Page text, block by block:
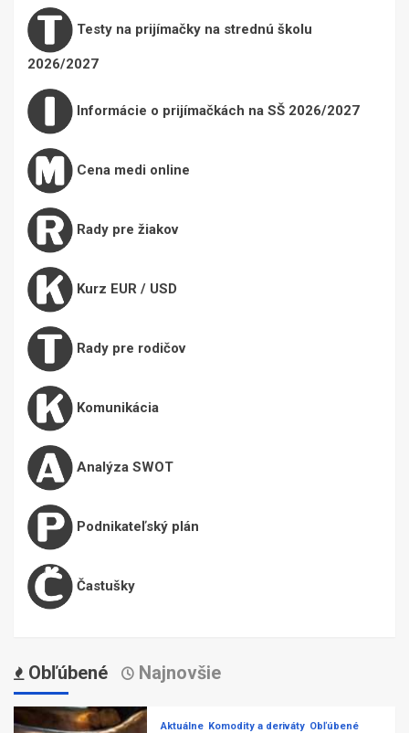
Testy na prijímačky na strednú školu
2026/2027
Informácie o prijímačkách na SŠ 2026/2027
Cena medi online
Rady pre žiakov
Kurz EUR / USD
Rady pre rodičov
Komunikácia
Analýza SWOT
Podnikateľský plán
Častušky
Obľúbené Najnovšie
Aktuálne Komodity a deriváty Obľúbené